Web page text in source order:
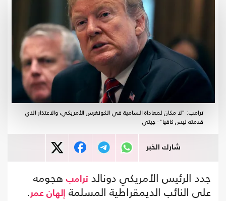
ترامب: "لا مكان لمعاداة السامية في الكونغرس الأمريكي، والاعتذار الذي
قدمته ليس كافيا"- جيتي
شارك الخبر
جدد الرئيس الأمريكي دونالد ترامب هجومه
على النائب الديمقراطية المسلمة
إلهان عمر .